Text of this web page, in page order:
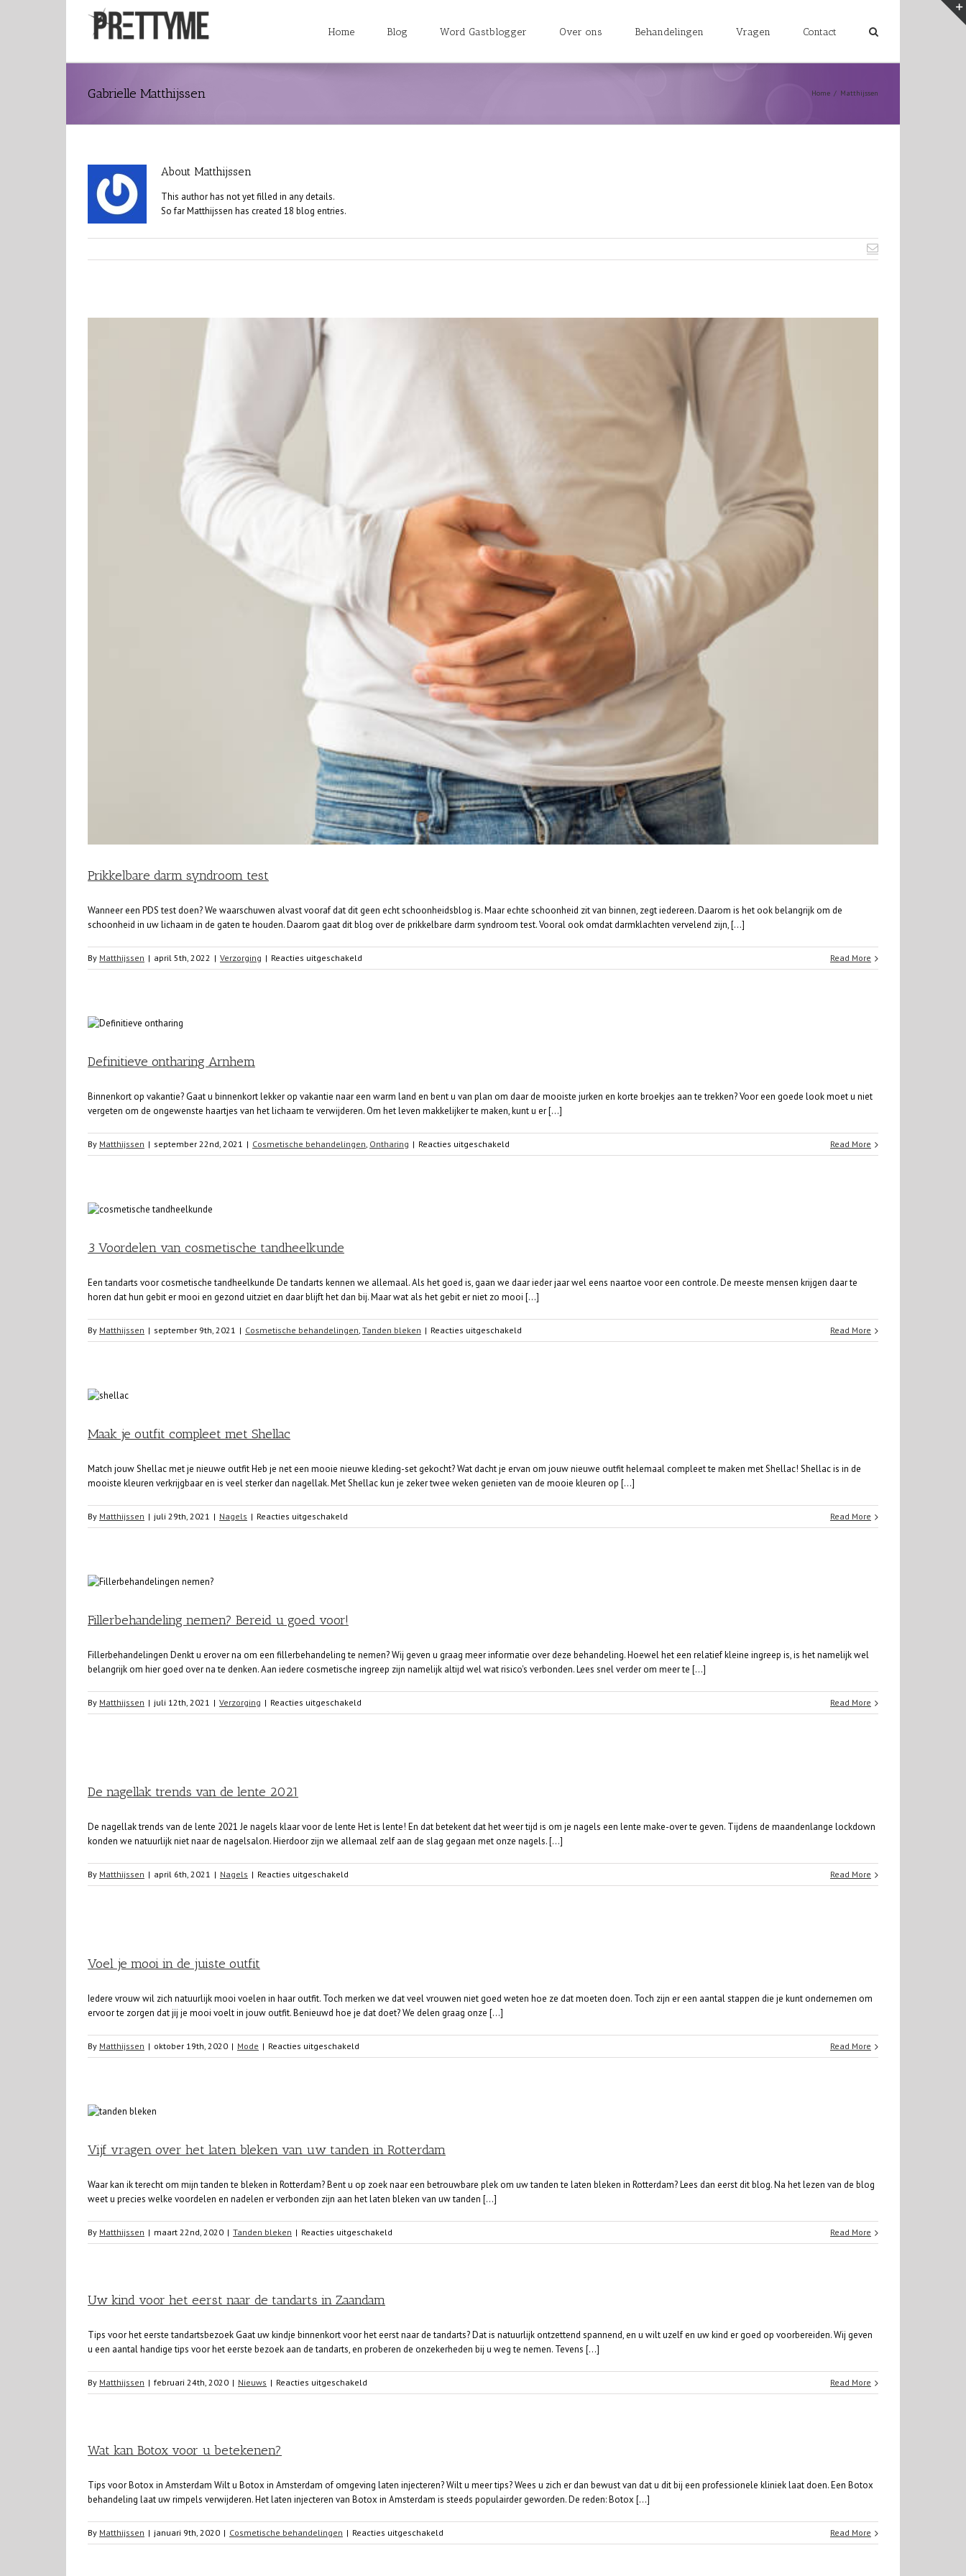
Home Blog Word Gastblogger Over ons Behandelingen Vragen Contact
Gabrielle Matthijssen Home / Matthijssen
About Matthijssen
This author has not yet filled in any details.
So far Matthijssen has created 18 blog entries.
Prikkelbare darm syndroom test
Wanneer een PDS test doen? We waarschuwen alvast vooraf dat dit geen echt schoonheidsblog is. Maar echte schoonheid zit van binnen, zegt iedereen. Daarom is het ook belangrijk om de
schoonheid in uw lichaam in de gaten te houden. Daarom gaat dit blog over de prikkelbare darm syndroom test. Vooral ook omdat darmklachten vervelend zijn, [...]
By Matthijssen | april 5th, 2022 | Verzorging | Reacties uitgeschakeld
Prikkelbare
Read More
Definitieve ontharing Arnhem
Binnenkort op vakantie? Gaat u binnenkort lekker op vakantie naar een warm land en bent u van plan om daar de mooiste jurken en korte broekjes aan te trekken? Voor een goede look moet u niet
vergeten om de ongewenste haartjes van het lichaam te verwijderen. Om het leven makkelijker te maken, kunt u er [...]
By Matthijssen | september 22nd, 2021 | Cosmetische behandelingen, Ontharing | Reacties uitgeschakeld
Definitieve
Read More
3 Voordelen van cosmetische tandheelkunde
Een tandarts voor cosmetische tandheelkunde De tandarts kennen we allemaal. Als het goed is, gaan we daar ieder jaar wel eens naartoe voor een controle. De meeste mensen krijgen daar te
horen dat hun gebit er mooi en gezond uitziet en daar blijft het dan bij. Maar wat als het gebit er niet zo mooi [...]
By Matthijssen | september 9th, 2021 | Cosmetische behandelingen, Tanden bleken | Reacties uitgeschakeld
3
Read More
Maak je outfit compleet met Shellac
Match jouw Shellac met je nieuwe outfit Heb je net een mooie nieuwe kleding-set gekocht? Wat dacht je ervan om jouw nieuwe outfit helemaal compleet te maken met Shellac! Shellac is in de
mooiste kleuren verkrijgbaar en is veel sterker dan nagellak. Met Shellac kun je zeker twee weken genieten van de mooie kleuren op [...]
By Matthijssen | juli 29th, 2021 | Nagels | Reacties uitgeschakeld
Maak
Read More
Fillerbehandeling nemen? Bereid u goed voor!
Fillerbehandelingen Denkt u erover na om een fillerbehandeling te nemen? Wij geven u graag meer informatie over deze behandeling. Hoewel het een relatief kleine ingreep is, is het namelijk wel
belangrijk om hier goed over na te denken. Aan iedere cosmetische ingreep zijn namelijk altijd wel wat risico's verbonden. Lees snel verder om meer te [...]
By Matthijssen | juli 12th, 2021 | Verzorging | Reacties uitgeschakeld
Fillerbehandeling
Read More
De nagellak trends van de lente 2021
De nagellak trends van de lente 2021 Je nagels klaar voor de lente Het is lente! En dat betekent dat het weer tijd is om je nagels een lente make-over te geven. Tijdens de maandenlange lockdown
konden we natuurlijk niet naar de nagelsalon. Hierdoor zijn we allemaal zelf aan de slag gegaan met onze nagels. [...]
By Matthijssen | april 6th, 2021 | Nagels | Reacties uitgeschakeld
De
Read More
Voel je mooi in de juiste outfit
Iedere vrouw wil zich natuurlijk mooi voelen in haar outfit. Toch merken we dat veel vrouwen niet goed weten hoe ze dat moeten doen. Toch zijn er een aantal stappen die je kunt ondernemen om
ervoor te zorgen dat jij je mooi voelt in jouw outfit. Benieuwd hoe je dat doet? We delen graag onze [...]
By Matthijssen | oktober 19th, 2020 | Mode | Reacties uitgeschakeld
Voel
outfit
Read More
Vijf vragen over het laten bleken van uw tanden in Rotterdam
Waar kan ik terecht om mijn tanden te bleken in Rotterdam? Bent u op zoek naar een betrouwbare plek om uw tanden te laten bleken in Rotterdam? Lees dan eerst dit blog. Na het lezen van de blog
weet u precies welke voordelen en nadelen er verbonden zijn aan het laten bleken van uw tanden [...]
By Matthijssen | maart 22nd, 2020 | Tanden bleken | Reacties uitgeschakeld
Vijf
van
uw
in
Read More
Uw kind voor het eerst naar de tandarts in Zaandam
Tips voor het eerste tandartsbezoek Gaat uw kindje binnenkort voor het eerst naar de tandarts? Dat is natuurlijk ontzettend spannend, en u wilt uzelf en uw kind er goed op voorbereiden. Wij geven
u een aantal handige tips voor het eerste bezoek aan de tandarts, en proberen de onzekerheden bij u weg te nemen. Tevens [...]
By Matthijssen | februari 24th, 2020 | Nieuws | Reacties uitgeschakeld
Uw
de
tandarts
Zaandam
Read More
Wat kan Botox voor u betekenen?
Tips voor Botox in Amsterdam Wilt u Botox in Amsterdam of omgeving laten injecteren? Wilt u meer tips? Wees u zich er dan bewust van dat u dit bij een professionele kliniek laat doen. Een Botox
behandeling laat uw rimpels verwijderen. Het laten injecteren van Botox in Amsterdam is steeds populairder geworden. De reden: Botox [...]
By Matthijssen | januari 9th, 2020 | Cosmetische behandelingen | Reacties uitgeschakeld
Wat
Read More